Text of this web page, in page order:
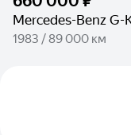
Mercedes-Benz
1983 / 89 000 км